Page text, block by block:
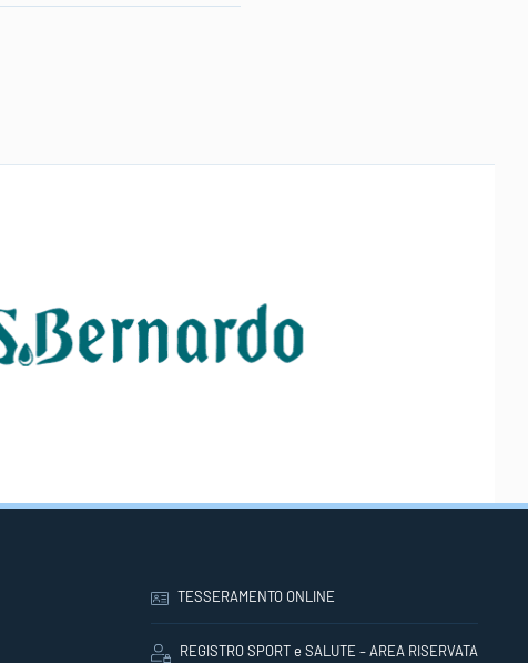
TESSERAMENTO ONLINE
REGISTRO SPORT e SALUTE – AREA RISERVATA